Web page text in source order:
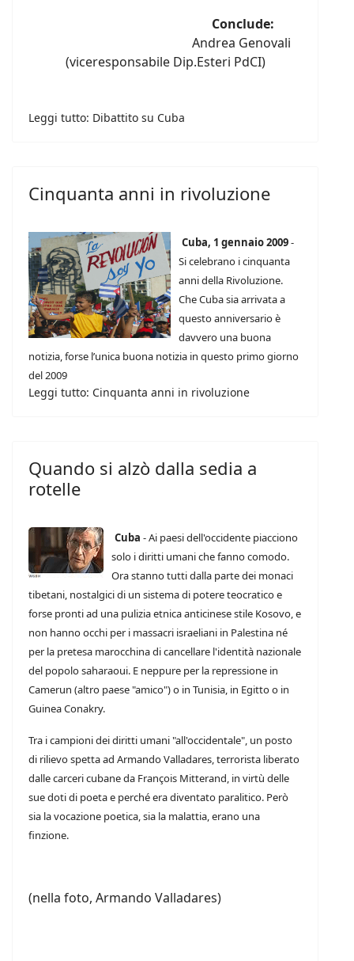
Conclude:
Andrea Genovali
(viceresponsabile Dip.Esteri PdCI)
Leggi tutto: Dibattito su Cuba
Cinquanta anni in rivoluzione
Cuba, 1 gennaio 2009-
Si celebrano i cinquanta
anni della Rivoluzione.
Che Cuba sia arrivata a
questo anniversario è
davvero una buona
notizia, forse l’unica buona notizia in questo primo giorno
del 2009
Leggi tutto: Cinquanta anni in rivoluzione
Quando si alzò dalla sedia a
rotelle
Cuba - Ai paesi dell'occidente piacciono
solo i diritti umani che fanno comodo.
Ora stanno tutti dalla parte dei monaci
tibetani, nostalgici di un sistema di potere teocratico e
forse pronti ad una pulizia etnica anticinese stile Kosovo, e
non hanno occhi per i massacri israeliani in Palestina né
per la pretesa marocchina di cancellare l'identità nazionale
del popolo saharaoui. E neppure per la repressione in
Camerun (altro paese "amico") o in Tunisia, in Egitto o in
Guinea Conakry.
Tra i campioni dei diritti umani "all'occidentale", un posto
di rilievo spetta ad Armando Valladares, terrorista liberato
dalle carceri cubane da François Mitterand, in virtù delle
sue doti di poeta e perché era diventato paralitico. Però
sia la vocazione poetica, sia la malattia, erano una
finzione.
(nella foto, Armando Valladares)